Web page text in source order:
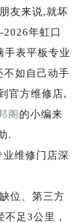
友来说,就坏
年虹口
手表平板专业
不如自己动手
官方维修店,
阁的小编来
.
维修门店深
位、第三方
足3公里，